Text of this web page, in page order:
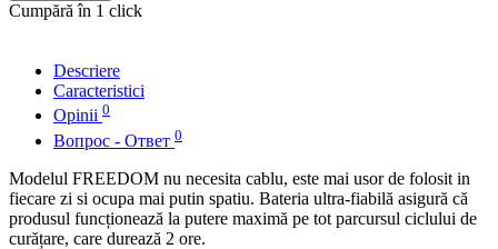
Cumpără în 1 click
Descriere
Caracteristici
Opinii 0
Вопрос - Ответ 0
Modelul FREEDOM nu necesita cablu, este mai usor de folosit in
fiecare zi si ocupa mai putin spatiu. Bateria ultra-fiabilă asigură că
produsul funcționează la putere maximă pe tot parcursul ciclului de
curățare, care durează 2 ore.